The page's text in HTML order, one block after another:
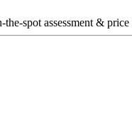
spot assessment &